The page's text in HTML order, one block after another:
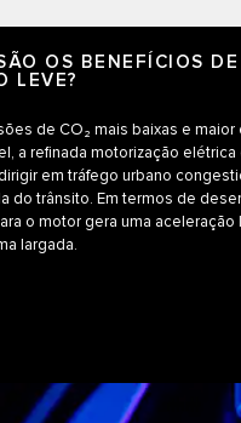
OS BENEFÍCIOS DE
LEVE?
de CO₂ mais baixas e maior
a refinada motorização elétrica
em tráfego urbano
do trânsito. Em termos de
o motor gera uma aceleração
largada.